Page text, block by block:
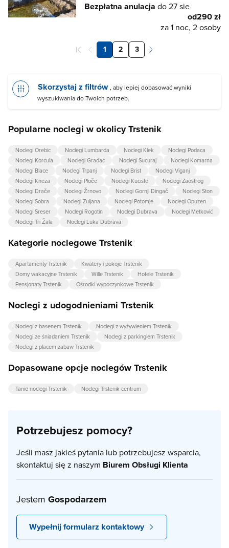
Bezpłatna anulacja do 27 sie
od290 zł
za 1 noc, 2 osoby
1 2 3
Skorzystaj z filtrów , aby lepiej dopasować wyniki
wyszukiwania do Twoich potrzeb.
Popularne noclegi w okolicy Trstenik
Noclegi Orebic Noclegi Lumbarda Noclegi Klek
Noclegi Podaca
Noclegi Korcula
Noclegi Gradac Noclegi Sucuraj
Noclegi Komarna
Noclegi Blace
Noclegi Trpanj Noclegi Brist
Noclegi Viganj
Noclegi Kneza
Noclegi Ploče Noclegi Kuciste
Noclegi Zaostrog
Noclegi Drače
Noclegi Žrnovo Noclegi Gornji Dingač
Noclegi Ston
Noclegi Sobra
Noclegi Zuljana Noclegi Potomje
Noclegi Opuzen
Noclegi Sreser
Noclegi Rogotin Noclegi Dubrava
Noclegi Metković
Noclegi Tri Žala
Noclegi Luka Dubrava
Kategorie noclegowe Trstenik
Apartamenty Trstenik
Kwatery i pokoje Trstenik
Domy wakacyjne Trstenik
Wille Trstenik
Hotele Trstenik
Pensjonaty Trstenik
Ośrodki wypoczynkowe Trstenik
Noclegi z udogodnieniami Trstenik
Noclegi z basenem Trstenik
Noclegi z wyżywieniem Trstenik
Noclegi ze śniadaniem Trstenik
Noclegi z parkingiem Trstenik
Noclegi z placem zabaw Trstenik
Dopasowane opcje noclegów Trstenik
Tanie noclegi Trstenik Noclegi Trstenik centrum
Potrzebujesz pomocy?
Jeśli masz jakieś pytania lub potrzebujesz wsparcia,
skontaktuj się z naszym Biurem Obsługi Klienta
Jestem Gospodarzem
Wypełnij formularz kontaktowy